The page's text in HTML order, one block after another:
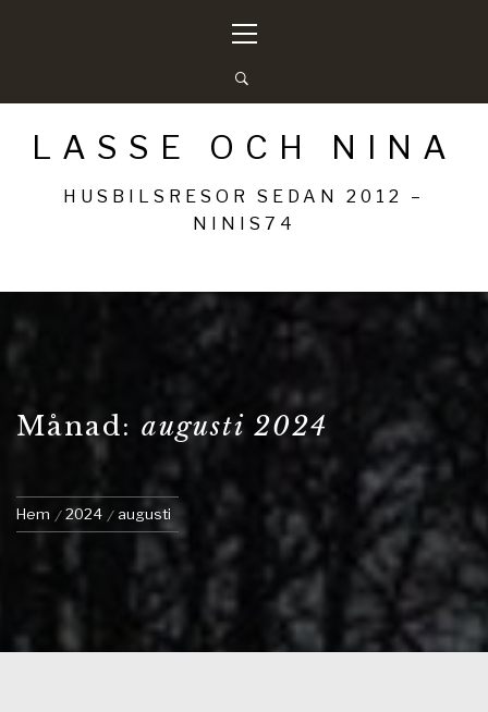
meny
LASSE OCH NINA
HUSBILSRESOR SEDAN 2012 –
NINIS74
Månad: augusti 2024
Hem 2024 augusti